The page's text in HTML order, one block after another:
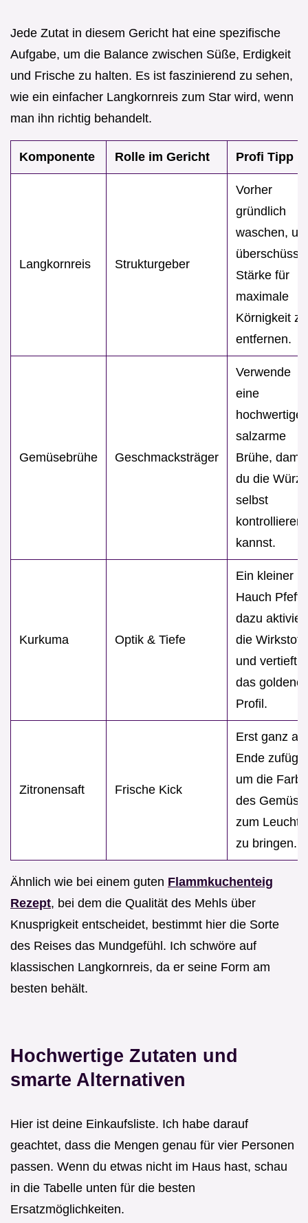
Jede Zutat in diesem Gericht hat eine spezifische
Aufgabe, um die Balance zwischen Süße, Erdigkeit
und Frische zu halten. Es ist faszinierend zu sehen,
wie ein einfacher Langkornreis zum Star wird, wenn
man ihn richtig behandelt.
Komponente Rolle im Gericht Profi Tipp
Langkornreis Strukturgeber
Vorher
gründlich
waschen, um
Stärke für
maximale
Körnigkeit zu
entfernen.
Gemüsebrühe Geschmacksträger
Verwende
eine
hochwertige,
salzarme
Brühe, damit
du die Würze
selbst
kontrollieren
kannst.
Kurkuma Optik & Tiefe
Ein kleiner
Hauch
dazu aktiviert
die
und vertieft
das goldene
Profil.
Zitronensaft Frische Kick
Erst ganz am
Ende
um die
des
zum
zu bringen.
Ähnlich wie bei einem guten Flammkuchenteig
Rezept, bei dem die Qualität des Mehls über
Knusprigkeit entscheidet, bestimmt hier die Sorte
des Reises das Mundgefühl. Ich schwöre auf
klassischen Langkornreis, da er seine Form am
besten behält.
Hochwertige Zutaten und
smarte Alternativen
Hier ist deine Einkaufsliste. Ich habe darauf
geachtet, dass die Mengen genau für vier Personen
passen. Wenn du etwas nicht im Haus hast, schau
in die Tabelle unten für die besten
Ersatzmöglichkeiten.